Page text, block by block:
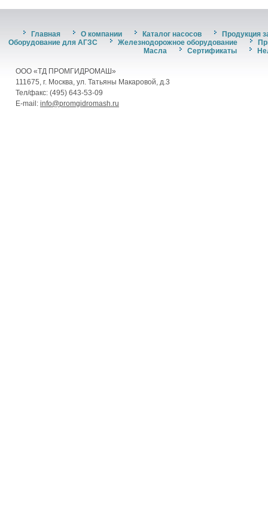
Главная О компании Каталог насосов
Продукция
Оборудование для АГЗС
Железнодорожное оборудование
Масла
Сертификаты
ООО «ТД ПРОМГИДРОМАШ»
111675, г. Москва, ул. Татьяны Макаровой, д.3
Тел/факс: (495) 643-53-09
E-mail: info@promgidromash.ru